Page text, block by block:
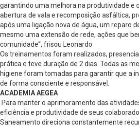
garantindo uma melhora na produtividade e
abertura de vala e recomposição asfáltica,
após uma ligação nova de água, um reparo
mesmo uma extensão de rede, ações que
comunidade”, frisou Leonardo
Os treinamentos foram realizados,
prática e teve duração de 2 dias. Todas as
higiene foram tomadas para garantir que a
de forma consciente e responsável.
ACADEMIA AEGEA
Para manter o aprimoramento das
eficiência e produtividade de seus
Saneamento direciona constantemente